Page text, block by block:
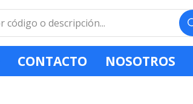
CONTACTO NOSOTROS